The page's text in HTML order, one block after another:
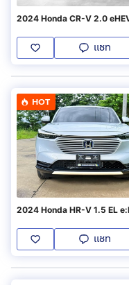
2024 Honda CR-V 2.0
แชท
HOT
2024 Honda HR-V 1.5 EL
แชท